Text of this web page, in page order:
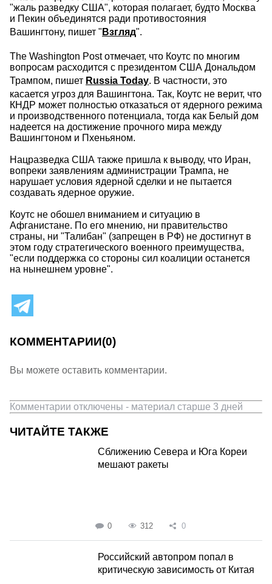
"жаль разведку США", которая полагает, будто Москва
и Пекин объединятся ради противостояния
Вашингтону, пишет " Взгляд".
The Washington Post отмечает, что Коутс по многим
вопросам расходится с президентом США Дональдом
Трампом, пишет Russia Today. В частности, это
касается угроз для Вашингтона. Так, Коутс не верит, что
КНДР может полностью отказаться от ядерного режима
и производственного потенциала, тогда как Белый дом
надеется на достижение прочного мира между
Вашингтоном и Пхеньяном.
Нацразведка США также пришла к выводу, что Иран,
вопреки заявлениям администрации Трампа, не
нарушает условия ядерной сделки и не пытается
создавать ядерное оружие.
Коутс не обошел вниманием и ситуацию в
Афганистане. По его мнению, ни правительство
страны, ни "Талибан" (запрещен в РФ) не достигнут в
этом году стратегического военного преимущества,
"если поддержка со стороны сил коалиции останется
на нынешнем уровне".
КОММЕНТАРИИ(0)
Вы можете оставить комментарии.
Комментарии отключены - материал старше 3 дней
ЧИТАЙТЕ ТАКЖЕ
Сближению Севера и Юга Кореи
мешают ракеты
0 312 0
Российский автопром попал в
критическую зависимость от Китая